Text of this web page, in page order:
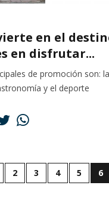
en el
en disfrutar...
de promoción son:
y el deporte
2 3 4 5 6